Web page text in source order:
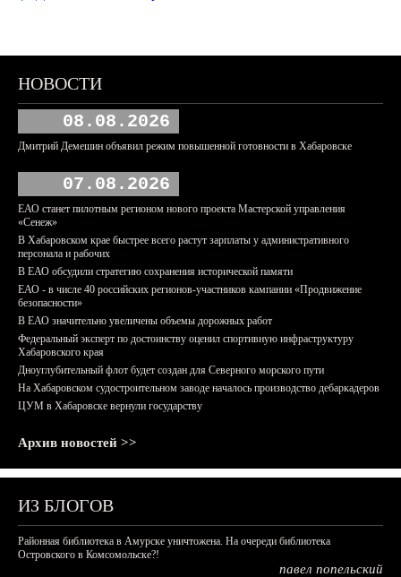
НОВОСТИ
08.08.2026
Дмитрий Демешин объявил режим повышенной готовности в Хабаровске
07.08.2026
ЕАО станет пилотным регионом нового проекта Мастерской управления
«Сенеж»
В Хабаровском крае быстрее всего растут зарплаты у административного
персонала и рабочих
В ЕАО обсудили стратегию сохранения исторической памяти
ЕАО - в числе 40 российских регионов-участников кампании «Продвижение
безопасности»
В ЕАО значительно увеличены объемы дорожных работ
Федеральный эксперт по достоинству оценил спортивную инфраструктуру
Хабаровского края
Дноуглубительный флот будет создан для Северного морского пути
На Хабаровском судостроительном заводе началось производство дебаркадеров
ЦУМ в Хабаровске вернули государству
Архив новостей >>
ИЗ БЛОГОВ
Районная библиотека в Амурске уничтожена. На очереди библиотека
Островского в Комсомольске?!
павел попельский